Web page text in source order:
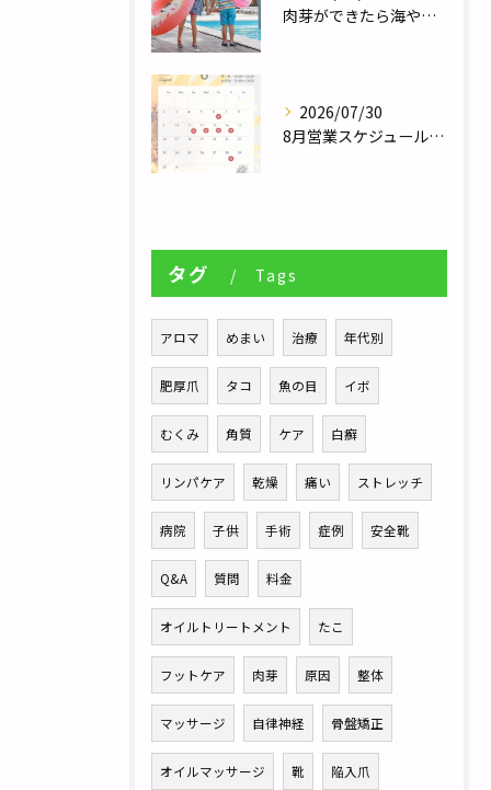
肉芽ができたら海やプールは大丈夫？夏のレジャー前に知っておきたい注意点／巻き爪補正２４栃木フットケアセンター宇都宮店
2026/07/30
8月営業スケジュール／自律神経調整サロンHararie〜はらりえ〜
タグ Tags
アロマ めまい 治療 年代別
肥厚爪 タコ 魚の目 イボ
むくみ 角質 ケア 白癬
リンパケア 乾燥 痛い ストレッチ
病院 子供 手術 症例 安全靴
Q&A 質問 料金
オイルトリートメント たこ
フットケア 肉芽 原因 整体
マッサージ 自律神経 骨盤矯正
オイルマッサージ 靴 陥入爪